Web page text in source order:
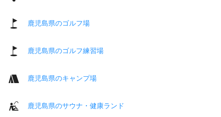
鹿児島県のゴルフ場
鹿児島県のゴルフ練習場
鹿児島県のキャンプ場
鹿児島県のサウナ・健康ランド